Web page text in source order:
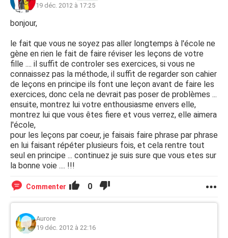
19 déc. 2012 à 17:25
bonjour,
le fait que vous ne soyez pas aller longtemps à l'école ne
gène en rien le fait de faire réviser les leçons de votre
fille .... il suffit de controler ses exercices, si vous ne
connaissez pas la méthode, il suffit de regarder son cahier
de leçons en principe ils font une leçon avant de faire les
exercices, donc cela ne devrait pas poser de problèmes ...
ensuite, montrez lui votre enthousiasme envers elle,
montrez lui que vous êtes fiere et vous verrez, elle aimera
l'école,
pour les leçons par coeur, je faisais faire phrase par phrase
en lui faisant répéter plusieurs fois, et cela rentre tout
seul en principe ... continuez je suis sure que vous etes sur
la bonne voie .... !!!
Commenter 0
Aurore
19 déc. 2012 à 22:16